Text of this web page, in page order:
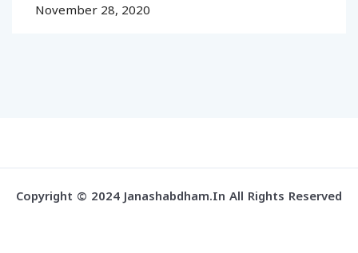
November 28, 2020
Copyright © 2024 Janashabdham.in All Rights Reserved